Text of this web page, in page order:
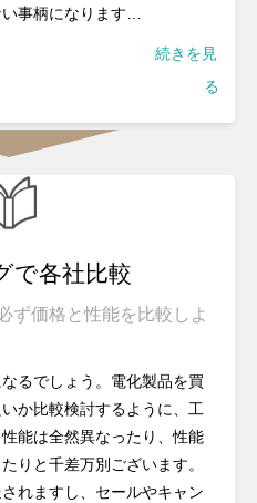
い事柄になります…
続きを見
る
で各社比較
ず価格と性能を比較しよ
るでしょう。電化製品を買
か比較検討するように、工
能は全然異なったり、性能
りと千差万別ございます。
れますし、セールやキャン